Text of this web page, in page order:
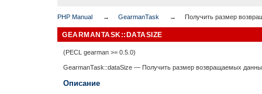
PHP Manual GearmanTask Получить размер
GEARMANTASK::DATASIZE
(PECL gearman >= 0.5.0)
GearmanTask::dataSize — Получить размер возвращаемых
Описание